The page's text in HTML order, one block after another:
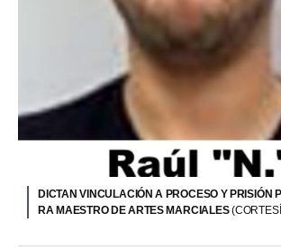
DICTAN VINCULACIÓN A PROCESO Y PRISIÓN
RA MAESTRO DE ARTES MARCIALES